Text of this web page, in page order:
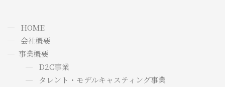
HOME
会社概要
事業概要
D2C事業
タレント・モデルキャスティング事業